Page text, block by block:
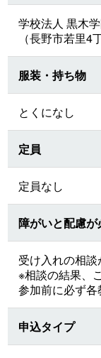
学校法人 黒木
（長野市若里4
服装・持ち物
とくになし
定員
定員なし
障がいと配慮
受け入れの相
※相談の結果、
参加前に必ず各
申込タイプ